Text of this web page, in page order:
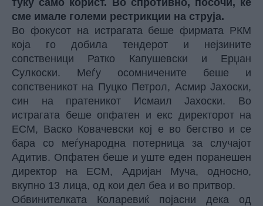
туку само корист. Во спротивно, посочи, ќе
сме имале големи рестрикции на струја.
Во фокусот на истрагата беше фирмата РКМ
која го добила тендерот и нејзините
сопственици Ратко Капушевски и Ерџан
Сулкоски. Меѓу осомничените беше и
сопственикот на Пуцко Петрол, Асмир Јахоски,
син на пратеникот Исмаил Јахоски. Во
истрагата беше опфатен и екс директорот на
ЕСМ, Васко Ковачевски кој е во бегство и се
бара со меѓународна потерница за случајот
Адитив. Опфатен беше и уште еден поранешен
директор на ЕСМ, Адријан Муча, односно,
вкупно 13 лица, од кои дел беа и во притвор.
Обвинителката Коларевиќ појасни дека од